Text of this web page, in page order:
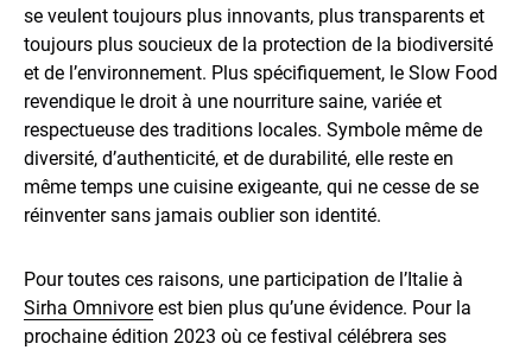
se veulent toujours plus innovants, plus transparents et
toujours plus soucieux de la protection de la biodiversité
et de l’environnement. Plus spécifiquement, le Slow Food
revendique le droit à une nourriture saine, variée et
respectueuse des traditions locales. Symbole même de
diversité, d’authenticité, et de durabilité, elle reste en
même temps une cuisine exigeante, qui ne cesse de se
réinventer sans jamais oublier son identité.
Pour toutes ces raisons, une participation de l’Italie à
Sirha Omnivore est bien plus qu’une évidence. Pour la
prochaine édition 2023 où ce festival célébrera ses